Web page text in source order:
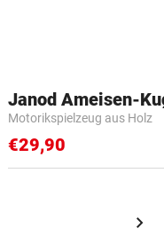
Janod Ameisen-
Motorikspielzeug aus Holz
€29,90
chevron_right